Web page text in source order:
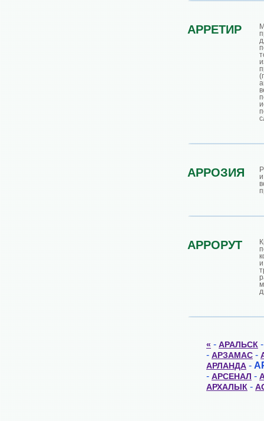
АРРЕТИР
АРРОЗИЯ
АРРОРУТ
« - АРАЛЬСК
- АРЗАМАС -
АРЛАНДА -
- АРСЕНАЛ -
АРХАЛЫК -